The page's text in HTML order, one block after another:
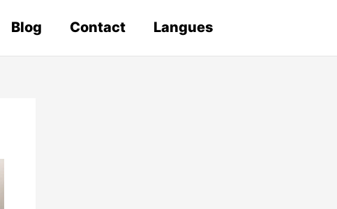
Blog Contact Langues